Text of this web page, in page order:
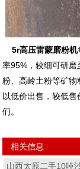
5r高压雷蒙磨粉机
率95%，较细可研
粉、高岭土粉等矿
以低价出售，较低
们。
相关信息
山西太原二手10吨